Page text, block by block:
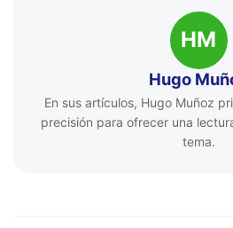
HM
Hugo
En sus artículos, Hugo Muñoz
precisión para ofrecer una
tema.